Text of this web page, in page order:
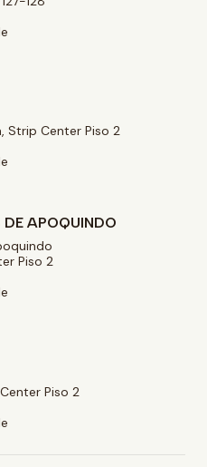
Strip Center Piso 2
APOQUINDO
Piso 2
Piso 2